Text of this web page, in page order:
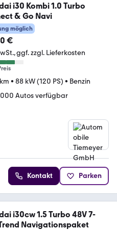
i30 Kombi 1.0 Turbo
& Go Navi
möglich
€
ggf. zzgl. Lieferkosten
• 88 kW (120 PS) • Benzin
Autos verfügbar
Kontakt Parken
i30cw 1.5 Turbo 48V 7-
Navigationspaket